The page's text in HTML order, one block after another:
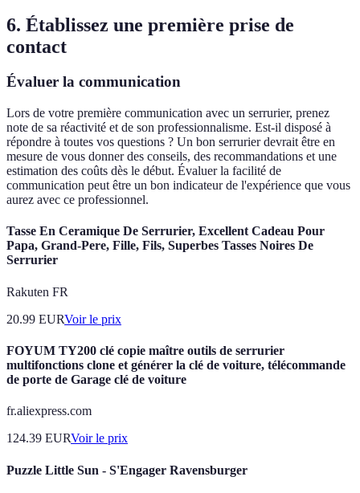
6. Établissez une première prise de
contact
Évaluer la communication
Lors de votre première communication avec un serrurier, prenez
note de sa réactivité et de son professionnalisme. Est-il disposé à
répondre à toutes vos questions ? Un bon serrurier devrait être en
mesure de vous donner des conseils, des recommandations et une
estimation des coûts dès le début. Évaluer la facilité de
communication peut être un bon indicateur de l'expérience que vous
aurez avec ce professionnel.
Tasse En Ceramique De Serrurier, Excellent Cadeau Pour
Papa, Grand-Pere, Fille, Fils, Superbes Tasses Noires De
Serrurier
Rakuten FR
20.99 EURVoir le prix
FOYUM TY200 clé copie maître outils de serrurier
multifonctions clone et générer la clé de voiture, télécommande
de porte de Garage clé de voiture
fr.aliexpress.com
124.39 EURVoir le prix
Puzzle Little Sun - S'Engager Ravensburger